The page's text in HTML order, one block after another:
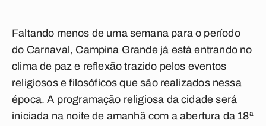
Faltando menos de uma semana para o período
do Carnaval, Campina Grande já está entrando no
clima de paz e reflexão trazido pelos eventos
religiosos e filosóficos que são realizados nessa
época. A programação religiosa da cidade será
iniciada na noite de amanhã com a abertura da 18ª